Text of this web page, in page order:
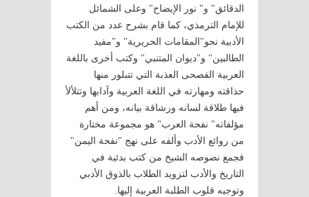
الدقائق" و" نور الإيضاح" وعلى الشمائل
للإمام الترمذي، كما قام بشرح عدد من الكتب
الأدبية نحو"المقامات الحريرية" و"مفيد
الطالبين" و"ديوان المتنبي" وكتب أخرى باللغة
العربية الفصحى العذبة التي تتبلور منها
حذاقته ومهارته في اللغة العربية وآدابها وتتلألأ
فيها طلاقة لسانه ورشاقة بيانه، ومن أهم
مؤلفاته" نفحة العرب" هو مجموعة مختارة
من روائع الأدب وألفه على نهج "نفحة اليمن"
فجمع نصوصه الشيخ من كتب بدئية في
التاريخ والأدب لتزويد الطلاب بالذوق الأدبي
وتوجيه قلوب الطلبة العربية إليها.